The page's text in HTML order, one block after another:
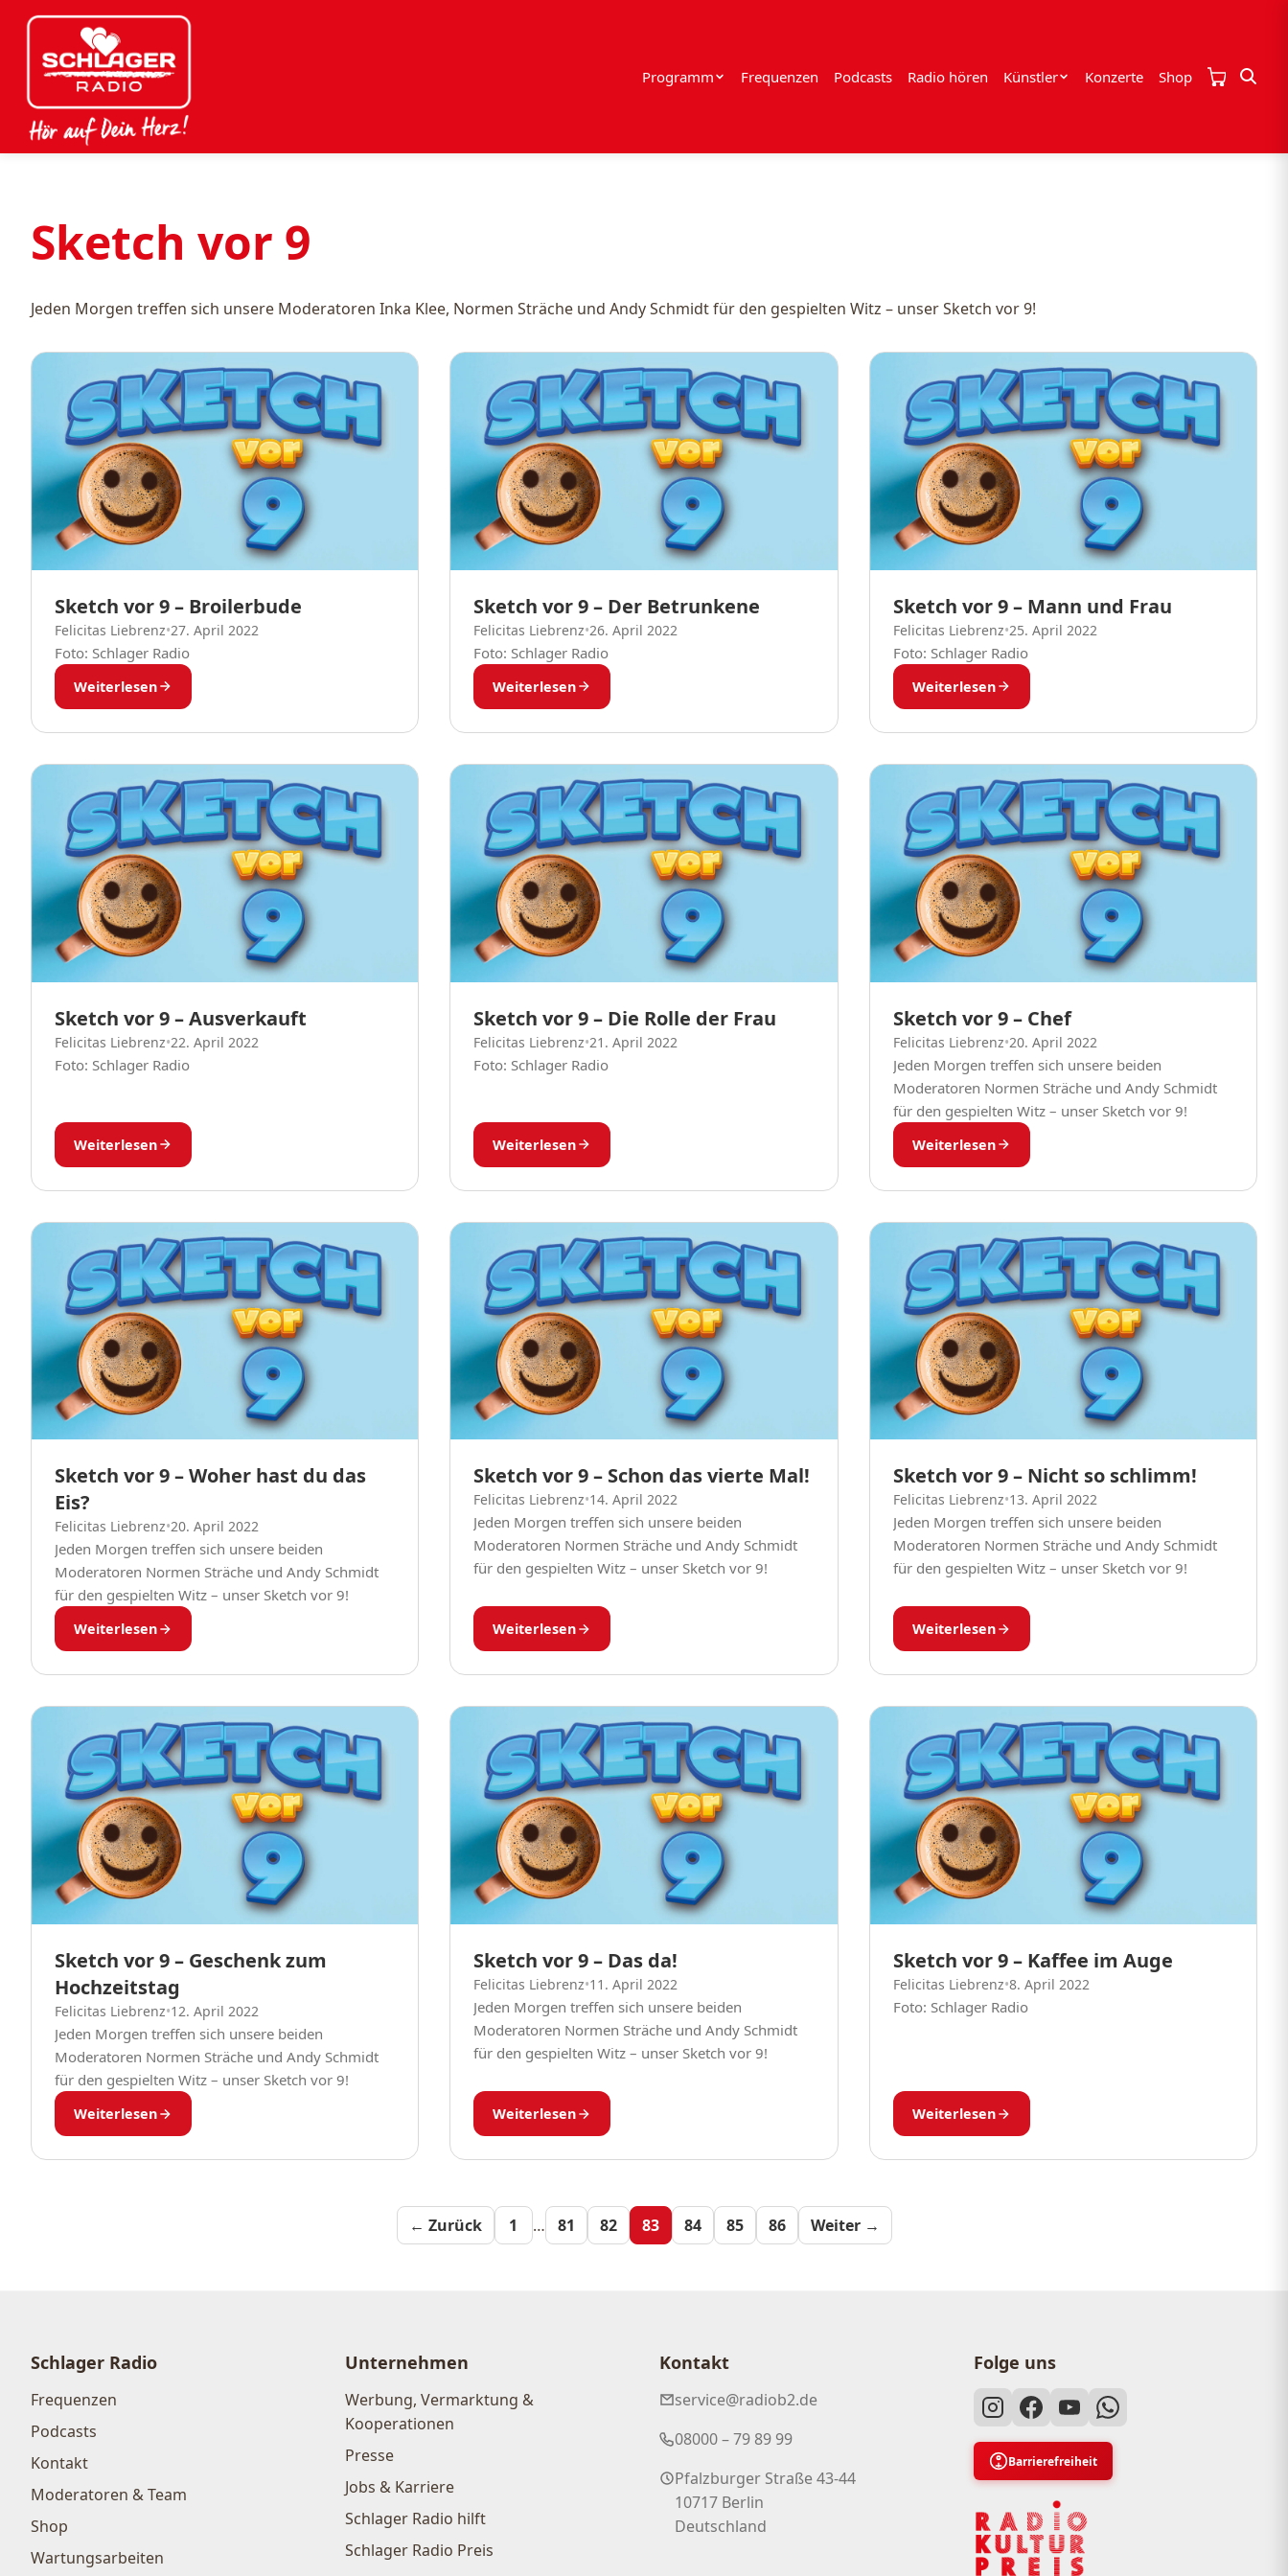
Programm Frequenzen Podcasts Radio hören Künstler Konzerte Shop
Sketch vor 9
Jeden Morgen treffen sich unsere Moderatoren Inka Klee, Normen Sträche und Andy Schmidt für den gespielten Witz – unser Sketch vor 9!
Sketch vor 9 – Broilerbude
Felicitas Liebrenz•27. April 2022
Foto: Schlager Radio
Weiterlesen
Sketch vor 9 – Der Betrunkene
Felicitas Liebrenz•26. April 2022
Foto: Schlager Radio
Weiterlesen
Sketch vor 9 – Mann und Frau
Felicitas Liebrenz•25. April 2022
Foto: Schlager Radio
Weiterlesen
Sketch vor 9 – Ausverkauft
Felicitas Liebrenz•22. April 2022
Foto: Schlager Radio
Weiterlesen
Sketch vor 9 – Die Rolle der Frau
Felicitas Liebrenz•21. April 2022
Foto: Schlager Radio
Weiterlesen
Sketch vor 9 – Chef
Felicitas Liebrenz•20. April 2022
Jeden Morgen treffen sich unsere beiden
Moderatoren Normen Sträche und Andy Schmidt
für den gespielten Witz – unser Sketch vor 9!
Weiterlesen
Sketch vor 9 – Woher hast du das
Eis?
Felicitas Liebrenz•20. April 2022
Jeden Morgen treffen sich unsere beiden
Moderatoren Normen Sträche und Andy Schmidt
für den gespielten Witz – unser Sketch vor 9!
Weiterlesen
Sketch vor 9 – Schon das vierte Mal!
Felicitas Liebrenz•14. April 2022
Jeden Morgen treffen sich unsere beiden
Moderatoren Normen Sträche und Andy Schmidt
für den gespielten Witz – unser Sketch vor 9!
Weiterlesen
Sketch vor 9 – Nicht so schlimm!
Felicitas Liebrenz•13. April 2022
Jeden Morgen treffen sich unsere beiden
Moderatoren Normen Sträche und Andy Schmidt
für den gespielten Witz – unser Sketch vor 9!
Weiterlesen
Sketch vor 9 – Geschenk zum
Hochzeitstag
Felicitas Liebrenz•12. April 2022
Jeden Morgen treffen sich unsere beiden
Moderatoren Normen Sträche und Andy Schmidt
für den gespielten Witz – unser Sketch vor 9!
Weiterlesen
Sketch vor 9 – Das da!
Felicitas Liebrenz•11. April 2022
Jeden Morgen treffen sich unsere beiden
Moderatoren Normen Sträche und Andy Schmidt
für den gespielten Witz – unser Sketch vor 9!
Weiterlesen
Sketch vor 9 – Kaffee im Auge
Felicitas Liebrenz•8. April 2022
Foto: Schlager Radio
Weiterlesen
Seitennummerierung
← Zurück 1 … 81 82 83 84 85 86 Weiter →
Schlager Radio
Frequenzen
Podcasts
Kontakt
Moderatoren & Team
Shop
Wartungsarbeiten
Unternehmen
Werbung, Vermarktung &
Kooperationen
Presse
Jobs & Karriere
Schlager Radio hilft
Schlager Radio Preis
Kontakt
service@radiob2.de
08000 – 79 89 99
Pfalzburger Straße 43-44
10717 Berlin
Deutschland
Folge uns
Barrierefreiheit